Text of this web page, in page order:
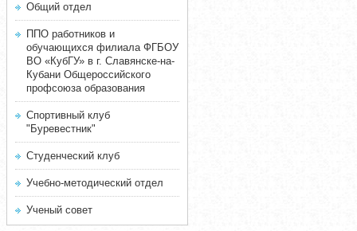
Общий отдел
ППО работников и
обучающихся филиала ФГБОУ
ВО «КубГУ» в г. Славянске-на-
Кубани Общероссийского
профсоюза образования
Спортивный клуб
"Буревестник"
Студенческий клуб
Учебно-методический отдел
Ученый совет